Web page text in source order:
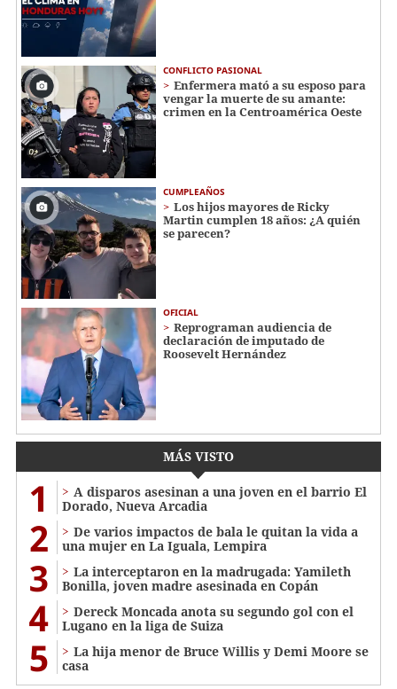
CONFLICTO PASIONAL
Enfermera mató a su esposo para
vengar la muerte de su amante:
crimen en la Centroamérica Oeste
CUMPLEAÑOS
Los hijos mayores de Ricky
Martin cumplen 18 años: ¿A quién
se parecen?
OFICIAL
Reprograman audiencia de
declaración de imputado de
Roosevelt Hernández
MÁS VISTO
1
A disparos asesinan a una joven en el barrio El
Dorado, Nueva Arcadia
2
De varios impactos de bala le quitan la vida a
una mujer en La Iguala, Lempira
3
La interceptaron en la madrugada: Yamileth
Bonilla, joven madre asesinada en Copán
4
Dereck Moncada anota su segundo gol con el
Lugano en la liga de Suiza
5
La hija menor de Bruce Willis y Demi Moore se
casa